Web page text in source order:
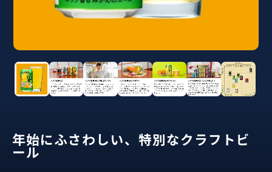
年始にふさわしい、特別なクラフトビ
ール